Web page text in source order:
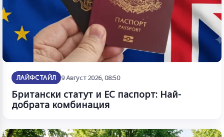
ЛАЙФСТАЙЛ 9 Август 2026, 08:50
Британски статут и ЕС паспорт: Най-
добрата комбинация